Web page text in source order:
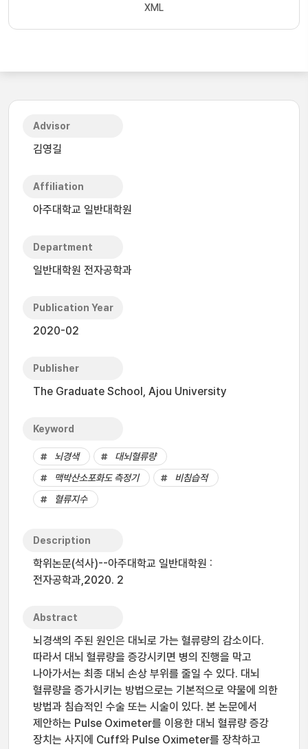
XML
Advisor
김영길
Affiliation
아주대학교 일반대학원
Department
일반대학원 전자공학과
Publication Year
2020-02
Publisher
The Graduate School, Ajou University
Keyword
뇌경색
대뇌혈류량
맥박산소포화도 측정기
비침습적
혈류지수
Description
학위논문(석사)--아주대학교 일반대학원 :
전자공학과,2020. 2
Abstract
뇌경색의 주된 원인은 대뇌로 가는 혈류량의 감소이다.
따라서 대뇌 혈류량을 증강시키면 병의 진행을 막고
나아가서는 최종 대뇌 손상 부위를 줄일 수 있다. 대뇌
혈류량을 증가시키는 방법으로는 기본적으로 약물에 의한
방법과 침습적인 수술 또는 시술이 있다. 본 논문에서
제안하는 Pulse Oximeter를 이용한 대뇌 혈류량 증강
장치는 사지에 Cuff와 Pulse Oximeter를 장착하고